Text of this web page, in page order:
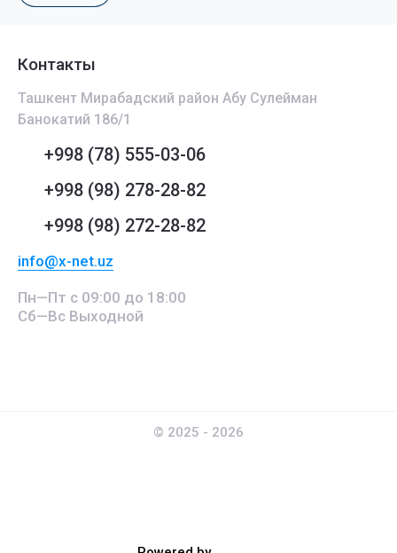
Контакты
Ташкент Мирабадский район Абу Сулейман
Банокатий 186/1
+998 (78) 555-03-06
+998 (98) 278-28-82
+998 (98) 272-28-82
info@x-net.uz
Пн—Пт с 09:00 до 18:00
Сб—Вс Выходной
© 2025 - 2026